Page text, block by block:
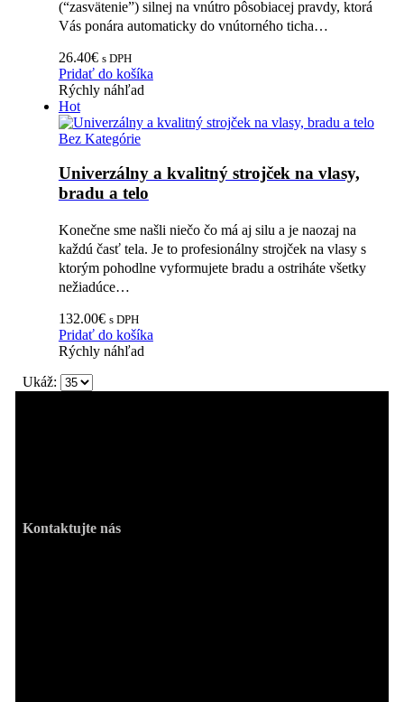
(“zasvätenie”) silnej na vnútro pôsobiacej pravdy, ktorá
Vás ponára automaticky do vnútorného ticha…
26.40€ s DPH
Pridať do košíka
Rýchly náhľad
Hot
Bez Kategórie
Univerzálny a kvalitný strojček na vlasy,
bradu a telo
Konečne sme našli niečo čo má aj silu a je naozaj na
každú časť tela. Je to profesionálny strojček na vlasy s
ktorým pohodlne vyformujete bradu a ostriháte všetky
nežiadúce…
132.00€ s DPH
Pridať do košíka
Rýchly náhľad
Ukáž:
Kontaktujte nás